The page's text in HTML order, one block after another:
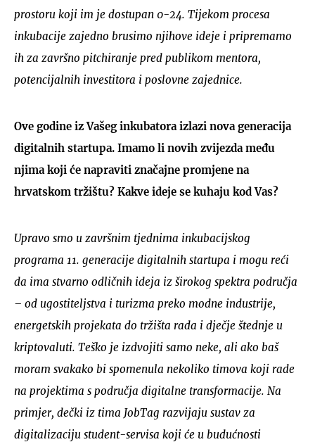
prostoru koji im je dostupan 0-24. Tijekom procesa
inkubacije zajedno brusimo njihove ideje i pripremamo
ih za završno pitchiranje pred publikom mentora,
potencijalnih investitora i poslovne zajednice.
Ove godine iz Vašeg inkubatora izlazi nova generacija
digitalnih startupa. Imamo li novih zvijezda među
njima koji će napraviti značajne promjene na
hrvatskom tržištu? Kakve ideje se kuhaju kod Vas?
Upravo smo u završnim tjednima inkubacijskog
programa 11. generacije digitalnih startupa i mogu reći
da ima stvarno odličnih ideja iz širokog spektra područja
– od ugostiteljstva i turizma preko modne industrije,
energetskih projekata do tržišta rada i dječje štednje u
kriptovaluti. Teško je izdvojiti samo neke, ali ako baš
moram svakako bi spomenula nekoliko timova koji rade
na projektima s područja digitalne transformacije. Na
primjer, dečki iz tima JobTag razvijaju sustav za
digitalizaciju student-servisa koji će u budućnosti